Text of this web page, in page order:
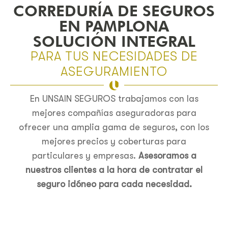
CORREDURÍA DE SEGUROS
EN PAMPLONA
SOLUCIÓN INTEGRAL
PARA TUS NECESIDADES DE
ASEGURAMIENTO
En UNSAIN SEGUROS trabajamos con las
mejores compañías aseguradoras para
ofrecer una amplia gama de seguros, con los
mejores precios y coberturas para
particulares y empresas. Asesoramos a
nuestros clientes a la hora de contratar el
seguro idóneo para cada necesidad.